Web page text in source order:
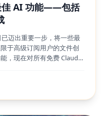
佳 AI 功能——包括
迈出重要一步，将一些最
于高级订阅用户的文件创
，现在对所有免费 Claude
还包括增强的语音和图像
进一步丰富了免费用户的